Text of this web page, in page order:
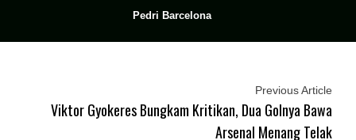
Pedri Barcelona
Previous Article
Viktor Gyokeres Bungkam Kritikan, Dua Golnya Bawa
Arsenal Menang Telak